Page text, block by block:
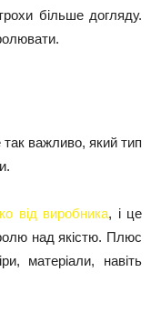
більше догляду.
так важливо, який тип
від виробника, і це
над якістю. Плюс
матеріали, навіть